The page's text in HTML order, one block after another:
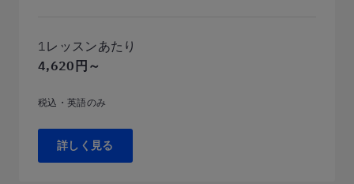
1レッスンあたり
4,620円～
税込・英語のみ
詳しく見る